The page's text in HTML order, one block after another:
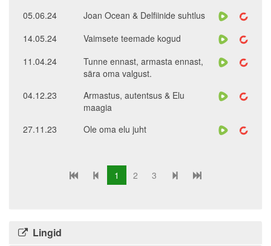
05.06.24
Joan Ocean & Delfiinide suhtlus
14.05.24
Vaimsete teemade kogud
11.04.24
Tunne ennast, armasta ennast,
sära oma valgust.
04.12.23
Armastus, autentsus & Elu
maagia
27.11.23
Ole oma elu juht
1 2 3
Lingid